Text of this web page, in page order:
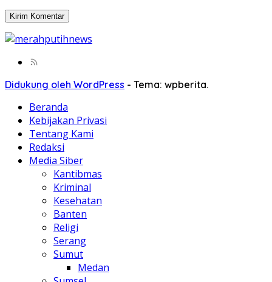
Didukung oleh WordPress - Tema: wpberita.
Beranda
Kebijakan Privasi
Tentang Kami
Redaksi
Media Siber
Kantibmas
Kriminal
Kesehatan
Banten
Religi
Serang
Sumut
Medan